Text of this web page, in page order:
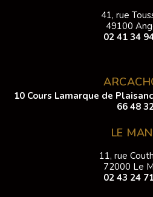
41, rue
49100
02 41 34
10 Cours Lamarque de
66 48
LE
11, rue
72000 Le
02 43 24